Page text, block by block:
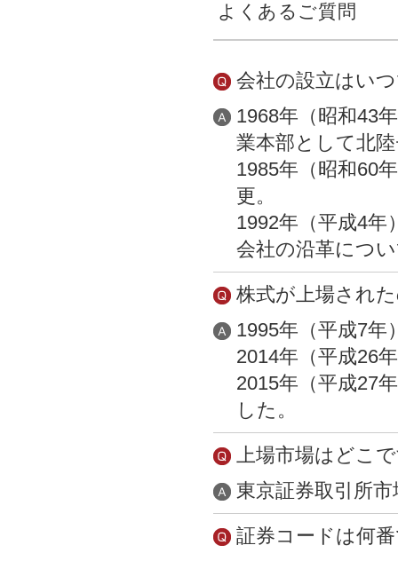
よくあるご質問
会社の設立はい
1968年（昭和43
業本部として北
1985年（昭和60
更。
1992年（平成4年
会社の沿革につ
株式が上場され
1995年（平成7年
2014年（平成26
2015年（平成27
した。
上場市場はどこ
東京証券取引所
証券コードは何